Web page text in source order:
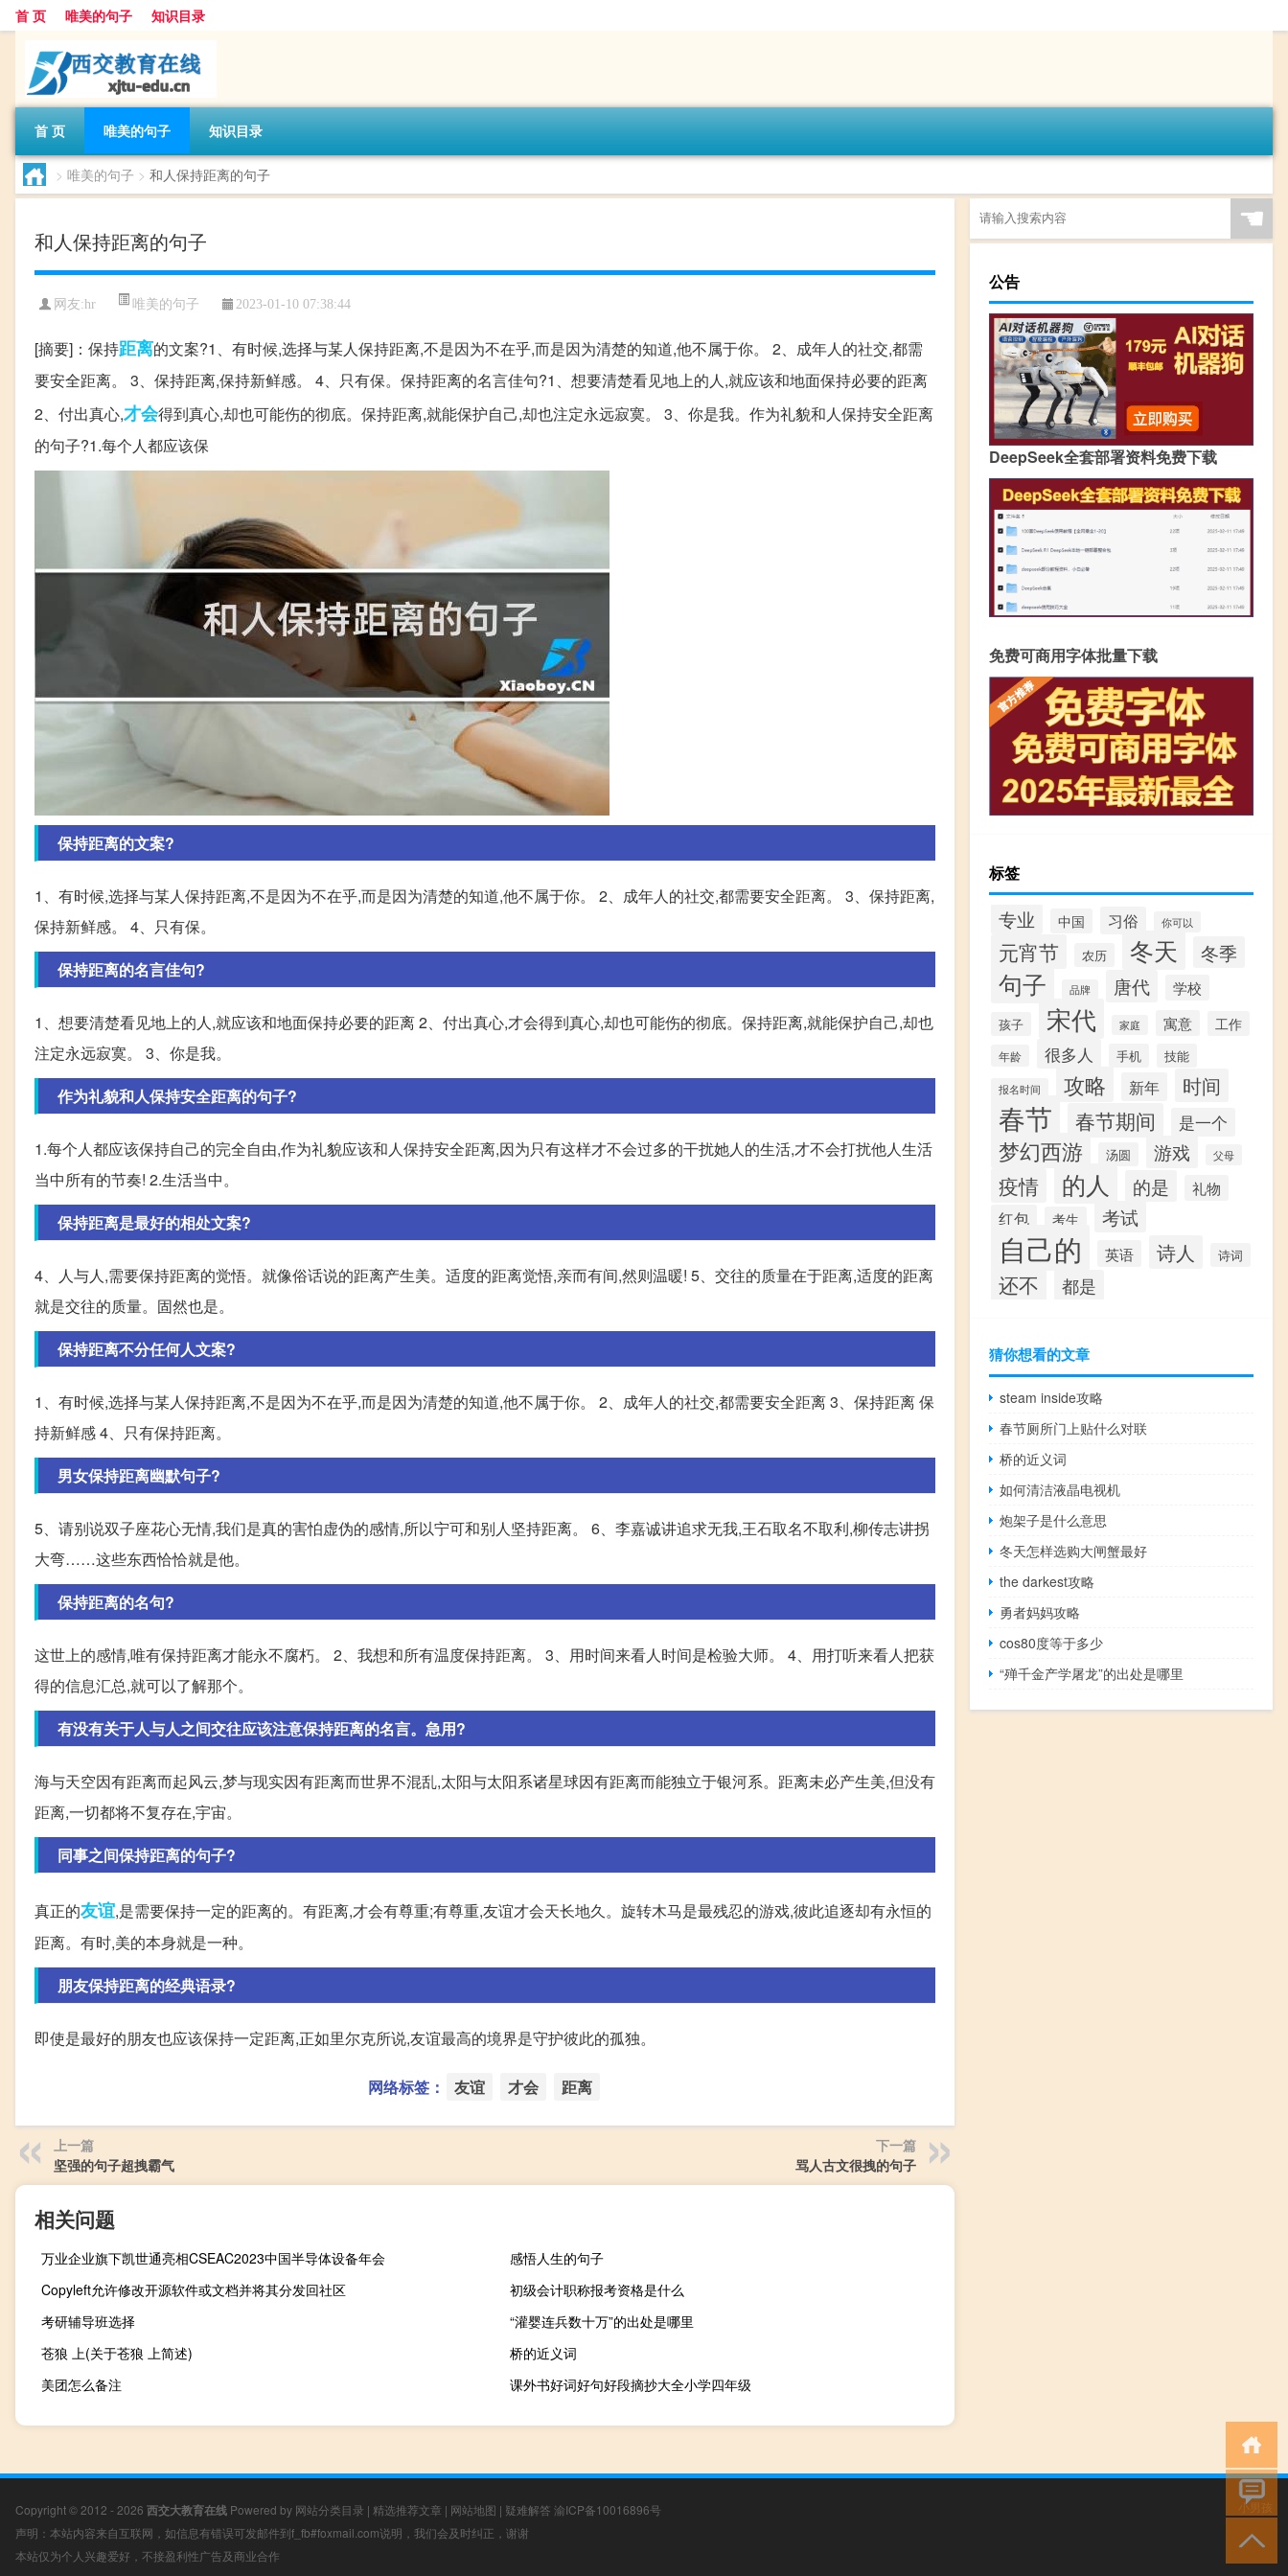
首 页 唯美的句子 知识目录
首 页 唯美的句子 知识目录
> 唯美的句子 > 和人保持距离的句子
和人保持距离的句子
网友:hr 唯美的句子 2023-01-10 07:38:44
[摘要]：保持距离的文案?1、有时候,选择与某人保持距离,不是因为不在乎,而是因为清楚的知道,他不属于你。 2、成年人的社交,都需
要安全距离。 3、保持距离,保持新鲜感。 4、只有保。保持距离的名言佳句?1、想要清楚看见地上的人,就应该和地面保持必要的距离
2、付出真心,才会得到真心,却也可能伤的彻底。保持距离,就能保护自己,却也注定永远寂寞。 3、你是我。作为礼貌和人保持安全距离
的句子?1.每个人都应该保
保持距离的文案?
1、有时候,选择与某人保持距离,不是因为不在乎,而是因为清楚的知道,他不属于你。 2、成年人的社交,都需要安全距离。 3、保持距离,
保持新鲜感。 4、只有保。
保持距离的名言佳句?
1、想要清楚看见地上的人,就应该和地面保持必要的距离 2、付出真心,才会得到真心,却也可能伤的彻底。保持距离,就能保护自己,却也
注定永远寂寞。 3、你是我。
作为礼貌和人保持安全距离的句子?
1.每个人都应该保持自己的完全自由,作为礼貌应该和人保持安全距离,因为只有这样才不会过多的干扰她人的生活,才不会打扰他人生活
当中所有的节奏! 2.生活当中。
保持距离是最好的相处文案?
4、人与人,需要保持距离的觉悟。就像俗话说的距离产生美。适度的距离觉悟,亲而有间,然则温暖! 5、交往的质量在于距离,适度的距离
就是交往的质量。固然也是。
保持距离不分任何人文案?
1、有时候,选择与某人保持距离,不是因为不在乎,而是因为清楚的知道,他不属于你。 2、成年人的社交,都需要安全距离 3、保持距离 保
持新鲜感 4、只有保持距离。
男女保持距离幽默句子?
5、请别说双子座花心无情,我们是真的害怕虚伪的感情,所以宁可和别人坚持距离。 6、李嘉诚讲追求无我,王石取名不取利,柳传志讲拐
大弯……这些东西恰恰就是他。
保持距离的名句?
这世上的感情,唯有保持距离才能永不腐朽。 2、我想和所有温度保持距离。 3、用时间来看人时间是检验大师。 4、用打听来看人把获
得的信息汇总,就可以了解那个。
有没有关于人与人之间交往应该注意保持距离的名言。急用?
海与天空因有距离而起风云,梦与现实因有距离而世界不混乱,太阳与太阳系诸星球因有距离而能独立于银河系。距离未必产生美,但没有
距离,一切都将不复存在,宇宙。
同事之间保持距离的句子?
真正的友谊,是需要保持一定的距离的。有距离,才会有尊重;有尊重,友谊才会天长地久。旋转木马是最残忍的游戏,彼此追逐却有永恒的
距离。有时,美的本身就是一种。
朋友保持距离的经典语录?
即使是最好的朋友也应该保持一定距离,正如里尔克所说,友谊最高的境界是守护彼此的孤独。
网络标签： 友谊 才会 距离
上一篇
坚强的句子超拽霸气
下一篇
骂人古文很拽的句子
相关问题
万业企业旗下凯世通亮相CSEAC2023中国半导体设备年会
感悟人生的句子
Copyleft允许修改开源软件或文档并将其分发回社区
初级会计职称报考资格是什么
考研辅导班选择
“灌婴连兵数十万”的出处是哪里
苍狼 上(关于苍狼 上简述)
桥的近义词
美团怎么备注
课外书好词好句好段摘抄大全小学四年级
☚
公告
DeepSeek全套部署资料免费下载
免费可商用字体批量下载
标签
专业 中国 习俗 你可以
元宵节 农历 冬天 冬季
句子 品牌 唐代 学校
孩子 宋代 家庭 寓意 工作
年龄 很多人 手机 技能
报名时间 攻略 新年 时间
春节 春节期间 是一个
梦幻西游 汤圆 游戏 父母
疫情 的人 的是 礼物
红包 考生 考试
自己的 英语 诗人 诗词
还不 都是
猜你想看的文章
steam inside攻略
春节厕所门上贴什么对联
桥的近义词
如何清洁液晶电视机
炮架子是什么意思
冬天怎样选购大闸蟹最好
the darkest攻略
勇者妈妈攻略
cos80度等于多少
“殚千金产学屠龙”的出处是哪里
Copyright © 2012 - 2026 西交大教育在线 Powered by 网站分类目录 | 精选推荐文章 | 网站地图 | 疑难解答 渝ICP备10016896号
声明：本站内容来自互联网，如信息有错误可发邮件到f_fb#foxmail.com说明，我们会及时纠正，谢谢
本站仅为个人兴趣爱好，不接盈利性广告及商业合作
小男孩